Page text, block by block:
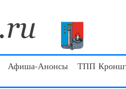
Афиша-Анонсы ТПП